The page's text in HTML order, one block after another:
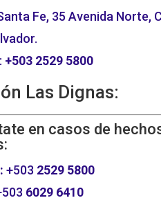
Fe, 35 Avenida Norte,
+503 2529 5800
Las Dignas:
en casos de
+503 2529 5800
6029 6410